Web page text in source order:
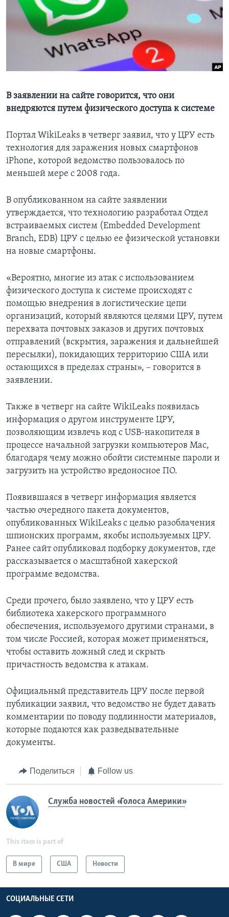
Learning English
СОЦИАЛЬНЫЕ СЕТИ
Языки
В заявлении на сайте говорится, что они
внедряются путем физического доступа к системе
Портал WikiLeaks в четверг заявил, что у ЦРУ есть
технология для заражения новых смартфонов
iPhone, которой ведомство пользовалось по
меньшей мере с 2008 года.
В опубликованном на сайте заявлении
утверждается, что технологию разработал Отдел
встраиваемых систем (Embedded Development
Branch, EDB) ЦРУ с целью ее физической установки
на новые смартфоны.
«Вероятно, многие из атак с использованием
физического доступа к системе происходят с
помощью внедрения в логистические цепи
организаций, который являются целями ЦРУ, путем
перехвата почтовых заказов и других почтовых
отправлений (вскрытия, заражения и дальнейшей
пересылки), покидающих территорию США или
остающихся в пределах страны», – говорится в
заявлении.
Также в четверг на сайте WikiLeaks появилась
информация о другом инструменте ЦРУ,
позволяющим извлечь код с USB-накопителя в
процессе начальной загрузки компьютеров Mac,
благодаря чему можно обойти системные пароли и
загрузить на устройство вредоносное ПО.
Появившаяся в четверг информация является
частью очередного пакета документов,
опубликованных WikiLeaks с целью разоблачения
шпионских программ, якобы используемых ЦРУ.
Ранее сайт опубликовал подборку документов, где
рассказывается о масштабной хакерской
программе ведомства.
Среди прочего, было заявлено, что у ЦРУ есть
библиотека хакерского программного
обеспечения, используемого другими странами, в
том числе Россией, которая может применяться,
чтобы оставить ложный след и скрыть
причастность ведомства к атакам.
Официальный представитель ЦРУ после первой
публикации заявил, что ведомство не будет давать
комментарии по поводу подлинности материалов,
которые подаются как разведывательные
документы.
Поделиться Follow us
Служба новостей «Голоса Америки»
This item is part of
В мире США Новости
СОЦИАЛЬНЫЕ СЕТИ